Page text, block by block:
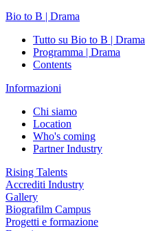
Bio to B | Drama
Tutto su Bio to B | Drama
Programma | Drama
Contents
Informazioni
Chi siamo
Location
Who's coming
Partner Industry
Rising Talents
Accrediti Industry
Gallery
Biografilm Campus
Progetti e formazione